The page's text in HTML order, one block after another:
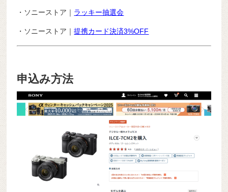
・ソニーストア｜ ラッキー抽選会
・ソニーストア｜提携カード決済3%OFF
申込み方法